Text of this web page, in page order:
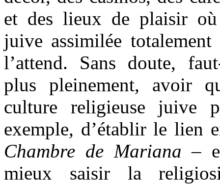
et des lieux de plaisir où
juive assimilée
l’attend. Sans doute,
plus pleinement, avoir
culture religieuse juive
exemple, d’établir le lien
Chambre de Mariana –
mieux saisir la